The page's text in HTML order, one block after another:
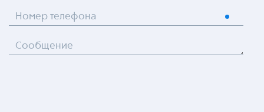
Номер телефона
Сообщение